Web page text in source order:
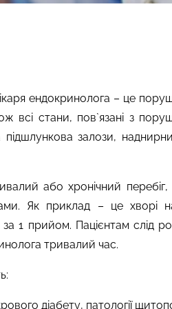
ендокринолога – це
всі стани, пов`язані з
залози,
або хронічний
Як приклад – це хворі
1 прийом. Пацієнтам слід
тривалий час.
діабету, патології